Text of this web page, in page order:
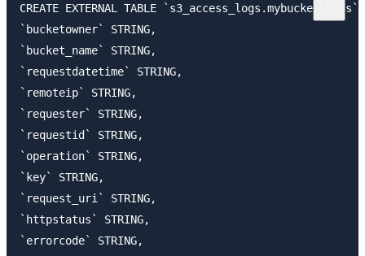
CREATE EXTERNAL TABLE `s3_access_logs.mybucket_logs`(
`bucketowner` STRING,
`bucket_name` STRING,
`requestdatetime` STRING,
`remoteip` STRING,
`requester` STRING,
`requestid` STRING,
`operation` STRING,
`key` STRING,
`request_uri` STRING,
`httpstatus` STRING,
`errorcode` STRING,